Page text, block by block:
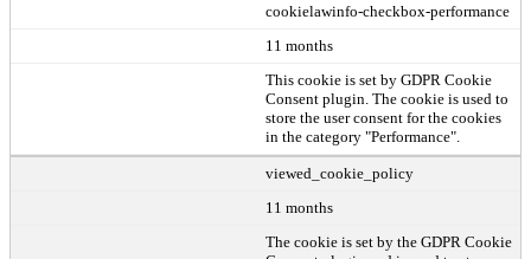
cookielawinfo-checkbox-performance
11 months
This cookie is set by GDPR Cookie
Consent plugin. The cookie is used to
store the user consent for the cookies
in the category "Performance".
viewed_cookie_policy
11 months
The cookie is set by the GDPR Cookie